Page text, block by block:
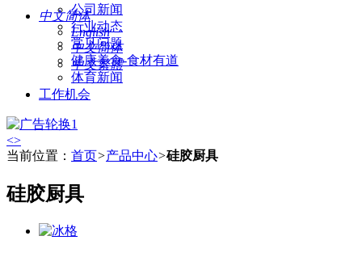
中文简体
English
中文简体
中文繁體
公司新闻
行业动态
常见问题
健康美食-食材有道
体育新闻
工作机会
<>
当前位置： 首页>产品中心>硅胶厨具
硅胶厨具